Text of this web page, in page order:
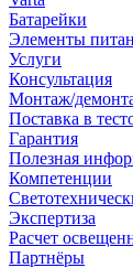
Батарейки
Элементы
Услуги
Консультация
Монтаж/
Поставка в
Гарантия
Полезная
Компетенции
Экспертиза
Расчет
Партнёры